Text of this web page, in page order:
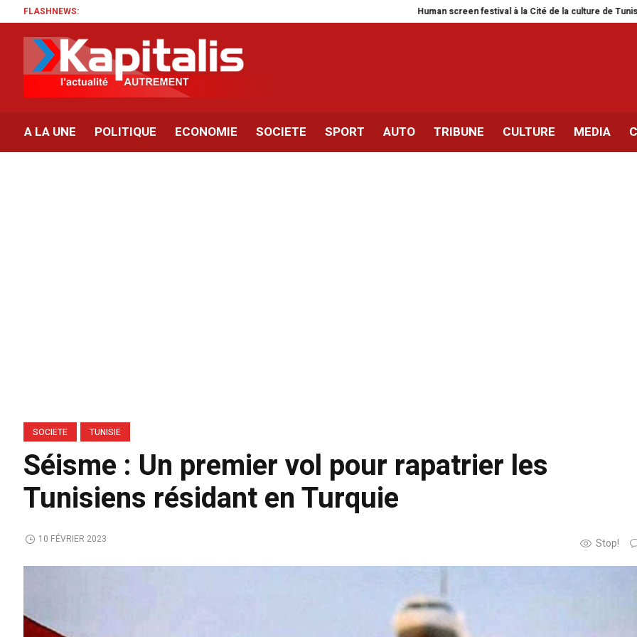
FLASHNEWS: Human screen festival à la Cité de la culture de Tunis Siliana |
A LA UNE POLITIQUE ECONOMIE SOCIETE SPORT AUTO TRIBUNE CULTURE MEDIA
SOCIETE TUNISIE
Séisme : Un premier vol pour rapatrier les
Tunisiens résidant en Turquie
Stop!
10 FÉVRIER 2023